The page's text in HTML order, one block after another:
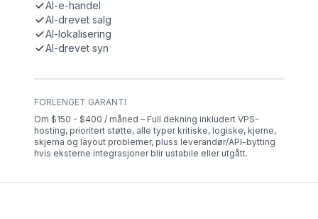
AI-e-handel
AI-drevet salg
AI-lokalisering
AI-drevet syn
FORLENGET GARANTI
Om $150 - $400 / måned – Full dekning inkludert VPS-
hosting, prioritert støtte, alle typer kritiske, logiske, kjerne,
skjema og layout problemer, pluss leverandør/API-bytting
hvis eksterne integrasjoner blir ustabile eller utgått.